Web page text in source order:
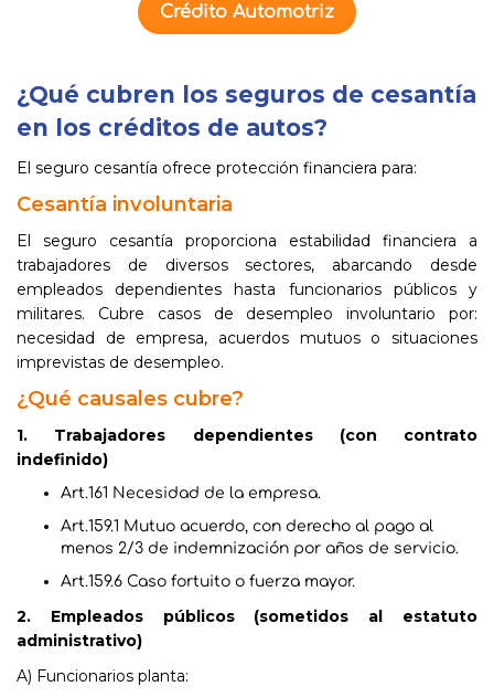
Crédito Automotriz
¿Qué cubren los seguros de cesantía
en los créditos de autos?
El seguro cesantía ofrece protección financiera para:
Cesantía involuntaria
El seguro cesantía proporciona estabilidad financiera a
trabajadores de diversos sectores, abarcando desde
empleados dependientes hasta funcionarios públicos y
militares. Cubre casos de desempleo involuntario por:
necesidad de empresa, acuerdos mutuos o situaciones
imprevistas de desempleo.
¿Qué causales cubre?
1. Trabajadores dependientes (con contrato
indefinido)
Art.161 Necesidad de la empresa.​
Art.159.1 Mutuo acuerdo, con derecho al pago al
menos 2/3 de indemnización por años de servicio.​
Art.159.6 Caso fortuito o fuerza mayor.​
2. Empleados públicos (sometidos al estatuto
administrativo)
A) Funcionarios planta:​